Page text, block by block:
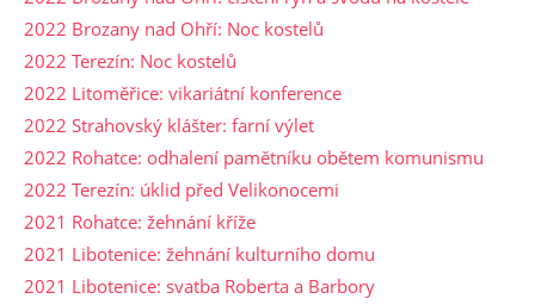
2022 Brozany nad Ohří: Noc kostelů
2022 Terezín: Noc kostelů
2022 Litoměřice: vikariátní konference
2022 Strahovský klášter: farní výlet
2022 Rohatce: odhalení pamětníku obětem komunismu
2022 Terezín: úklid před Velikonocemi
2021 Rohatce: žehnání kříže
2021 Libotenice: žehnání kulturního domu
2021 Libotenice: svatba Roberta a Barbory